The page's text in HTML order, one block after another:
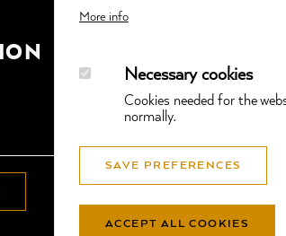
More info
Necessary cookies
Cookies needed for the
normally.
SAVE PREFERENCES
ACCEPT ALL COOKIES